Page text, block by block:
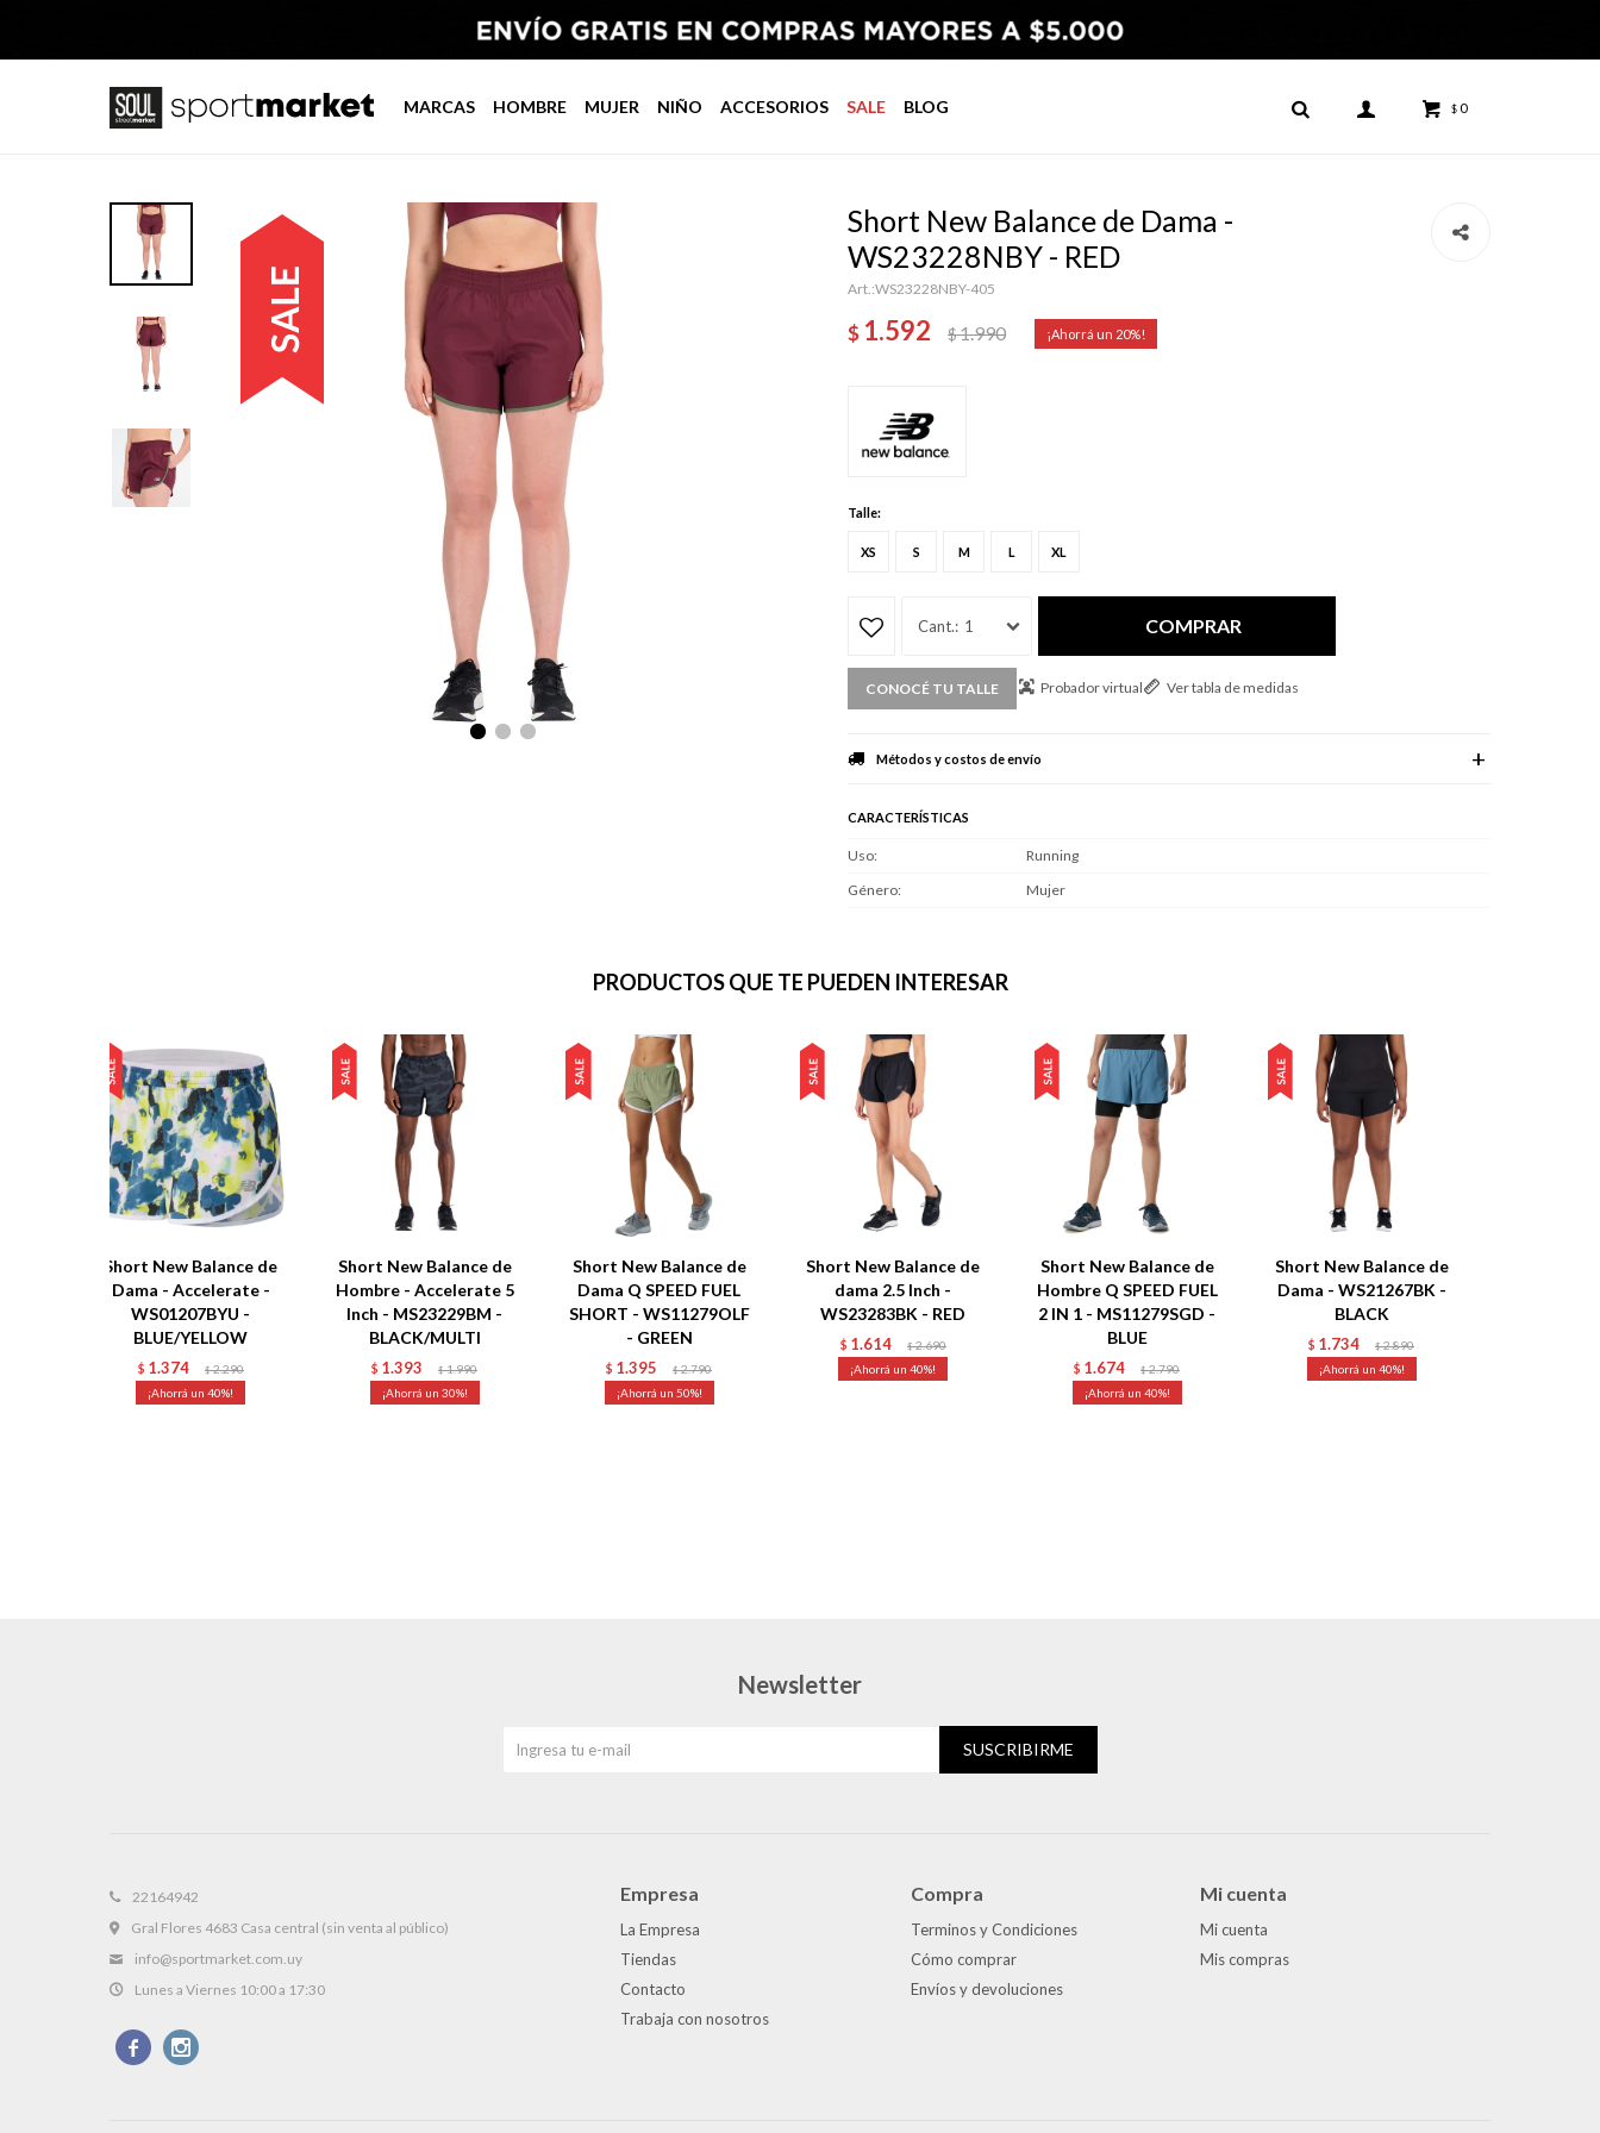
MARCAS HOMBRE MUJER NIÑO ACCESORIOS SALE BLOG $ 0
Short New Balance de Dama -
WS23228NBY - RED
WS23228NBY-405
$ 1.592 $1.990 20
Talle:
XS S M L XL
1 COMPRAR
CONOCÉ TU TALLE Probador virtual Ver tabla de medidas
Métodos y costos de envío
CARACTERÍSTICAS
Uso
Running
Género
Mujer
PRODUCTOS QUE TE PUEDEN INTERESAR
Short New Balance de
Dama - Accelerate -
WS01207BYU -
BLUE/YELLOW
$ 1.374 $ 2.290
40
Short New Balance de
Hombre - Accelerate 5
Inch - MS23229BM -
BLACK/MULTI
$ 1.393 $ 1.990
30
Short New Balance de
Dama Q SPEED FUEL
SHORT - WS11279OLF
- GREEN
$ 1.395 $ 2.790
50
Short New Balance de
dama 2.5 Inch -
WS23283BK - RED
$ 1.614 $ 2.690
40
Short New Balance de
Hombre Q SPEED FUEL
2 IN 1 - MS11279SGD -
BLUE
$ 1.674 $ 2.790
40
Short New Balance de
Dama - WS21267BK -
BLACK
$ 1.734 $ 2.890
40
22164942
Gral Flores 4683 Casa central (sin venta al público)
info@sportmarket.com.uy
Lunes a Viernes 10:00 a 17:30
 
Empresa
La Empresa
Tiendas
Contacto
Trabaja con nosotros
Compra
Terminos y Condiciones
Cómo comprar
Envíos y devoluciones
Mi cuenta
Mi cuenta
Mis compras
Newsletter
SUSCRIBIRME